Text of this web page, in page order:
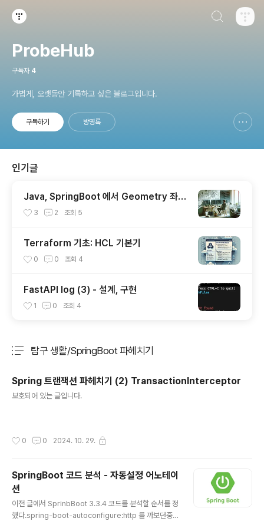
ProbeHub
구독자 4
가볍게, 오랫동안 기록하고 싶은 블로그입니다.
구독하기 방명록
인기글
Java, SpringBoot 에서 Geometry 좌표
핸들링
3 2 조회 5
Terraform 기초: HCL 기본기
0 0 조회 4
FastAPI log (3) - 설계, 구현
1 0 조회 4
탐구 생활/SpringBoot 파헤치기
Spring 트랜잭션 파헤치기 (2) TransactionInterceptor
보호되어 있는 글입니다.
0 0 2024. 10. 29.
SpringBoot 코드 분석 - 자동설정 어노테이
션
이전 글에서 SprinbBoot 3.3.4 코드를 분석할 순서를 정
했다.spring-boot-autoconfigure:http 를 까보던중 S